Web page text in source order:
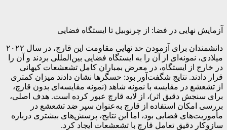
آزمایش نهایی در فضا: از چرنوبیل تا ایستگاه فضایی
دانشمندان برای آزمودن حد نهایی مقاومت این قارچ، در سال ۲۰۲۲
میلادی، نمونه‌ای از آن را به ایستگاه فضایی بین‌المللی بردند و آن را
در خارج از ایستگاه، در معرض بمباران کامل تشعشعات کیهانی
قرار دادند. نتایج شگفت‌آور بود: حسگرها نشان دادند میزان کمتری
از تشعشع در مقایسه با نمونه شاهد (نمونه مقایسه‌ای بدون قارچ،
برای سنجش دقیق اثر)، از لایه قارچ عبور کرده است. هدف اصلی،
بررسی امکان استفاده از قارچ به‌عنوان سپر ضد تشعشع در
مأموریت‌های فضایی بود، اما این نتایج، پرسش‌های بیشتری درباره
سازوکار دقیق تعامل قارچ با تشعشعات ایجاد کرد.